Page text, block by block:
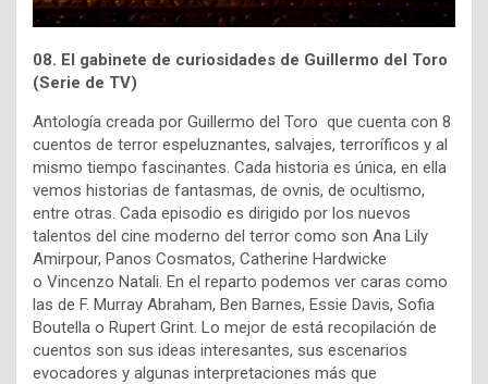
08. El gabinete de curiosidades de Guillermo del Toro
(Serie de TV)
Antología creada por Guillermo del Toro que cuenta con 8
cuentos de terror espeluznantes, salvajes, terroríficos y al
mismo tiempo fascinantes. Cada historia es única, en ella
vemos historias de fantasmas, de ovnis, de ocultismo,
entre otras. Cada episodio es dirigido por los nuevos
talentos del cine moderno del terror como son Ana Lily
Amirpour, Panos Cosmatos, Catherine Hardwicke
o Vincenzo Natali. En el reparto podemos ver caras como
las de F. Murray Abraham, Ben Barnes, Essie Davis, Sofia
Boutella o Rupert Grint. Lo mejor de está recopilación de
cuentos son sus ideas interesantes, sus escenarios
evocadores y algunas interpretaciones más que